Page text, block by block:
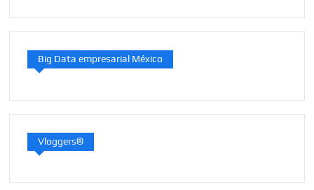
Big Data empresarial México
Vloggers®